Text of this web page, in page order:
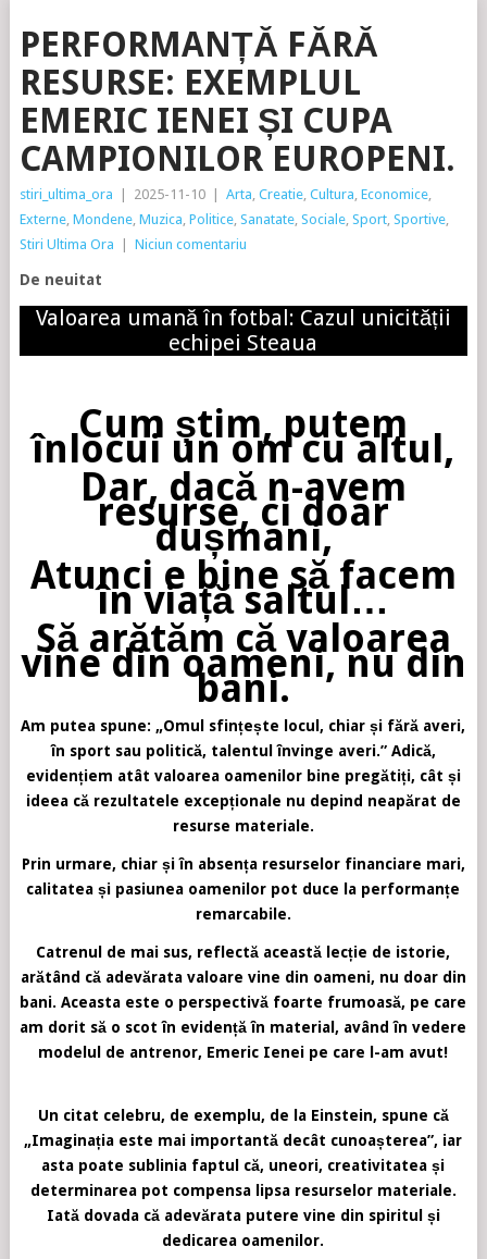
PERFORMANȚĂ FĂRĂ
RESURSE: EXEMPLUL
EMERIC IENEI ȘI CUPA
CAMPIONILOR EUROPENI.
stiri_ultima_ora 2025-11-10 Arta, Creatie, Cultura, Economice,
Externe, Mondene, Muzica, Politice, Sanatate, Sociale, Sport, Sportive,
Stiri Ultima Ora
Niciun comentariu
De neuitat
Valoarea umană în fotbal: Cazul unicității
echipei Steaua
Cum știm, putem
înlocui un om cu altul,
Dar, dacă n-avem
resurse, ci doar
dușmani,
Atunci e bine să facem
în viață saltul…
Să arătăm că valoarea
vine din oameni, nu din
bani.
Am putea spune: „Omul sfințește locul, chiar și fără averi,
în sport sau politică, talentul învinge averi.” Adică,
evidențiem atât valoarea oamenilor bine pregătiți, cât și
ideea că rezultatele excepționale nu depind neapărat de
resurse materiale.
Prin urmare, chiar și în absența resurselor financiare mari,
calitatea și pasiunea oamenilor pot duce la performanțe
remarcabile.
Catrenul de mai sus, reflectă această lecție de istorie,
arătând că adevărata valoare vine din oameni, nu doar din
bani. Aceasta este o perspectivă foarte frumoasă, pe care
am dorit să o scot în evidență în material, având în vedere
modelul de antrenor, Emeric Ienei pe care l-am avut!
Un citat celebru, de exemplu, de la Einstein, spune că
„Imaginația este mai importantă decât cunoașterea”, iar
asta poate sublinia faptul că, uneori, creativitatea și
determinarea pot compensa lipsa resurselor materiale.
Iată dovada că adevărata putere vine din spiritul și
dedicarea oamenilor.